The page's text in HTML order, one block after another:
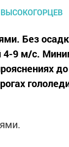
Без
4-9 м/с.